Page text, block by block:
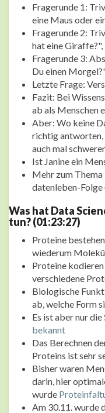
Fragerunde 1:
eine Maus oder
Fragerunde 2:
hat eine
Fragerunde 3:
Du einen
Letzte Frage:
Fazit: Bei
ab als Menschen
Aber: Wo keine
richtig
auch mal
Ist Janine ein
Mehr zum
datenleben-Folge
Was hat Data
tun? (01:23:27)
Proteine
wiederum
Proteine
verschiedene
Biologische
ab, welche Form
Es ist aber nur die
bekannt
Das Berechnen
Proteins ist sehr
Bisher waren
darin, hier
wurde
Am 30.11. wurde